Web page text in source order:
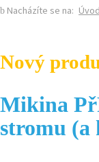
Nacházíte se na: Úvod
Nový
Mikina
stromu